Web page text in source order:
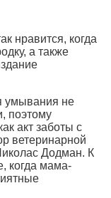
нравится, когда
а также
умывания не
поэтому
акт заботы с
ветеринарной
Додман. К
когда мама-